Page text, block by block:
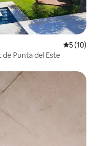
5 (10)
de Punta del Este